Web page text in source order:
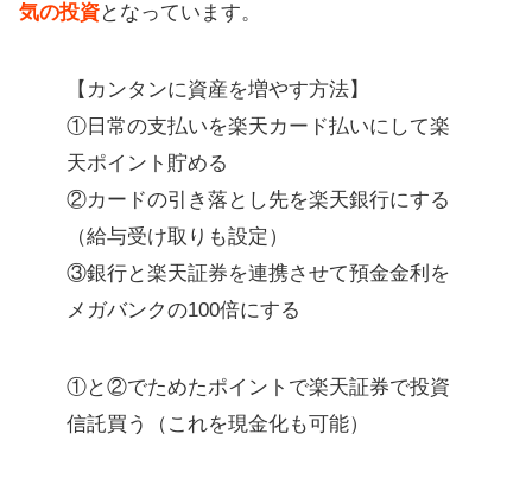
気の投資となっています。
【カンタンに資産を増やす方法】
①日常の支払いを楽天カード払いにして楽
天ポイント貯める
②カードの引き落とし先を楽天銀行にする
（給与受け取りも設定）
③銀行と楽天証券を連携させて預金金利を
メガバンクの100倍にする
①と②でためたポイントで楽天証券で投資
信託買う（これを現金化も可能）